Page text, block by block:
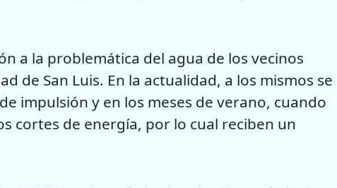
a la problemática del agua de los vecinos
de San Luis. En la actualidad, a los mismos se
impulsión y en los meses de verano, cuando
cortes de energía, por lo cual reciben un